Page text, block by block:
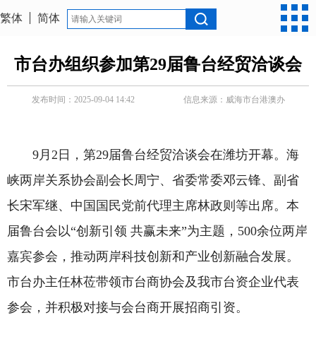
繁体 简体
市台办组织参加第29届鲁台经贸洽谈会
发布时间：2025-09-04 14:42 信息来源： 威海市台港澳办
9月2日，第29届鲁台经贸洽谈会在潍坊开幕。海
峡两岸关系协会副会长周宁、省委常委邓云锋、副省
长宋军继、中国国民党前代理主席林政则等出席。本
届鲁台会以“创新引领 共赢未来”为主题，500余位两岸
嘉宾参会，推动两岸科技创新和产业创新融合发展。
市台办主任林莅带领市台商协会及我市台资企业代表
参会，并积极对接与会台商开展招商引资。